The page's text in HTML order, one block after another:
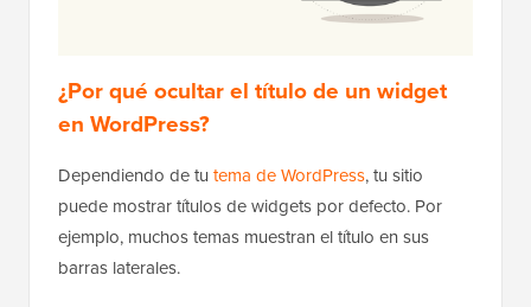
¿Por qué ocultar el título de un widget
en WordPress?
Dependiendo de tu tema de WordPress, tu sitio
puede mostrar títulos de widgets por defecto. Por
ejemplo, muchos temas muestran el título en sus
barras laterales.